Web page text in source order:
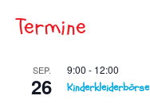
Termine
SEP.
26
9:00 - 12:00
Kinderkleiderbörse